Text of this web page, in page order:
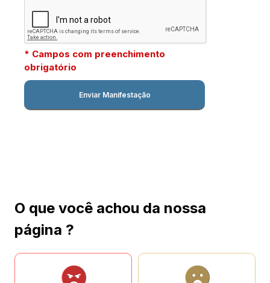
* Campos com preenchimento
obrigatório
O que você achou da nossa
página ?